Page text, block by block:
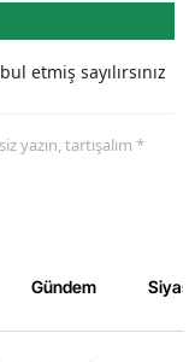
etmiş sayılırsınız
yazın, tartışalım *
Gündem